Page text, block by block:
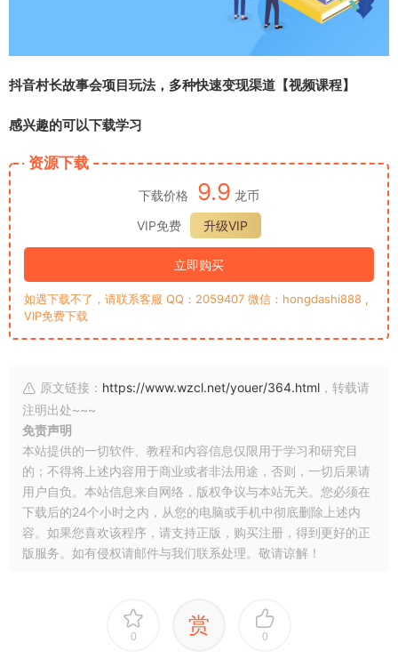
抖音村长故事会项目玩法，多种快速变现渠道【视频课程】
感兴趣的可以下载学习
资源下载
下载价格 9.9 龙币
VIP免费
升级VIP
立即购买
如遇下载不了，请联系客服 QQ：2059407 微信：hongdashi888 ,
VIP免费下载
原文链接： https://www.wzcl.net/youer/364.html ，转载请
注明出处~~~
免责声明
本站提供的一切软件、教程和内容信息仅限用于学习和研究目
的；不得将上述内容用于商业或者非法用途，否则，一切后果请
用户自负。本站信息来自网络，版权争议与本站无关。您必须在
下载后的24个小时之内，从您的电脑或手机中彻底删除上述内
容。如果您喜欢该程序，请支持正版，购买注册，得到更好的正
版服务。如有侵权请邮件与我们联系处理。敬请谅解！
0 赏 0